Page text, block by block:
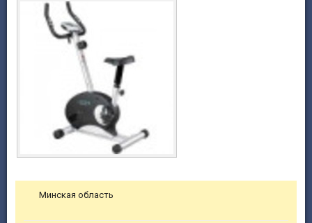
Минская область